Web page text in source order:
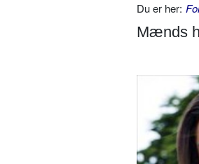
Du er her:
Mænds